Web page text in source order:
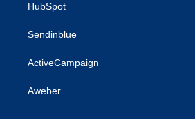
HubSpot
Sendinblue
ActiveCampaign
Aweber